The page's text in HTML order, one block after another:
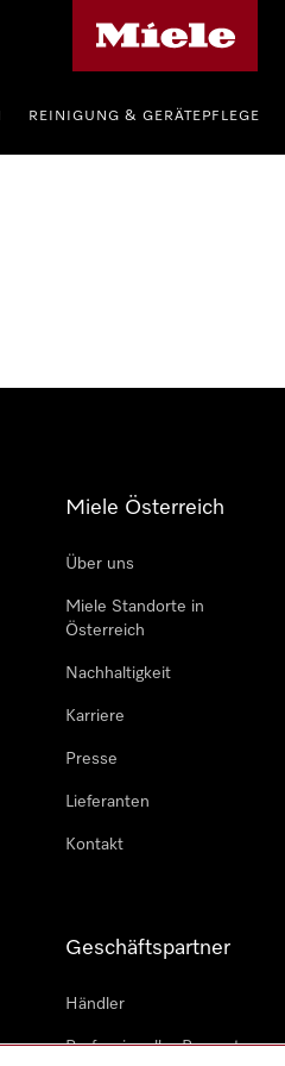
REINIGUNG & GERÄTEPFLEGE
Miele Österreich
Über uns
Miele Standorte in
Österreich
Nachhaltigkeit
Karriere
Presse
Lieferanten
Kontakt
Geschäftspartner
Händler
Professioneller Reparateur